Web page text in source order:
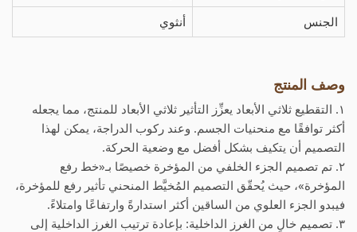
الجنس
أنثوي
وصف المنتج
١. التقطيع ثلاثي الأبعاد يعزِّز التأثير ثلاثي الأبعاد للمنتج، مما يجعله
أكثر توافقًا مع منحنيات الجسم. وعند ركوب الدراجة، يمكن لهذا
التصميم أن يتكيف بشكل أفضل مع وضعية الحركة.
٢. تم تصميم الجزء الخلفي من المؤخرة خصيصًا بـ«خط رفع
المؤخرة»، حيث يُحقّق التصميم المُخيَّط المنحني تأثير رفع للمؤخرة،
فيبدو الجزء العلوي من الساقين أكثر استدارةً وارتفاعًا وامتلاءً.
٣. تصميم خالٍ من الغرز الداخلية: بإعادة ترتيب الغرز الداخلية إلى